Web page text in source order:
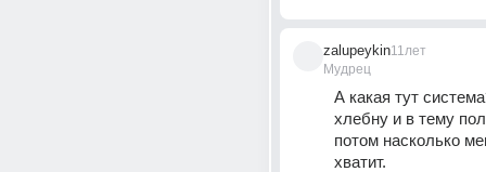
zalupeykin
Мудрец
11лет
А какая тут
хлебну и в тему
потом насколько
хватит.